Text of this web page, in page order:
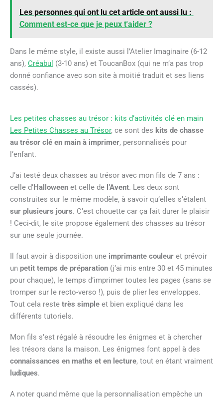
Les personnes qui ont lu cet article ont aussi lu :
Comment est-ce que je peux t'aider ?
Dans le même style, il existe aussi l’Atelier Imaginaire (6-12
ans), Créabul (3-10 ans) et ToucanBox (qui ne m’a pas trop
donné confiance avec son site à moitié traduit et ses liens
cassés).
Les petites chasses au trésor : kits d’activités clé en main
Les Petites Chasses au Trésor, ce sont des kits de chasse
au trésor clé en main à imprimer, personnalisés pour
l’enfant.
J’ai testé deux chasses au trésor avec mon fils de 7 ans :
celle d’Halloween et celle de l’Avent. Les deux sont
construites sur le même modèle, à savoir qu’elles s’étalent
sur plusieurs jours. C’est chouette car ça fait durer le plaisir
! Ceci-dit, le site propose également des chasses au trésor
sur une seule journée.
Il faut avoir à disposition une imprimante couleur et prévoir
un petit temps de préparation (j’ai mis entre 30 et 45 minutes
pour chaque), le temps d’imprimer toutes les pages (sans se
tromper sur le recto-verso !), puis de plier les enveloppes.
Tout cela reste très simple et bien expliqué dans les
différents tutoriels.
Mon fils s’est régalé à résoudre les énigmes et à chercher
les trésors dans la maison. Les énigmes font appel à des
connaissances en maths et en lecture, tout en étant vraiment
ludiques.
A noter quand même que la personnalisation empêche un